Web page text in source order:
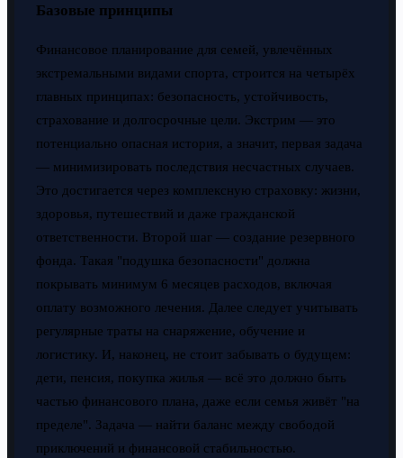
Базовые принципы
Финансовое планирование для семей, увлечённых
экстремальными видами спорта, строится на четырёх
главных принципах: безопасность, устойчивость,
страхование и долгосрочные цели. Экстрим — это
потенциально опасная история, а значит, первая задача
— минимизировать последствия несчастных случаев.
Это достигается через комплексную страховку: жизни,
здоровья, путешествий и даже гражданской
ответственности. Второй шаг — создание резервного
фонда. Такая "подушка безопасности" должна
покрывать минимум 6 месяцев расходов, включая
оплату возможного лечения. Далее следует учитывать
регулярные траты на снаряжение, обучение и
логистику. И, наконец, не стоит забывать о будущем:
дети, пенсия, покупка жилья — всё это должно быть
частью финансового плана, даже если семья живёт "на
пределе". Задача — найти баланс между свободой
приключений и финансовой стабильностью.